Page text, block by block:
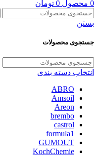
0 محصول 0 تومان
بستن
جستجوی محصولات
انتخاب دسته بندی
ABRO
Amsoil
Areon
brembo
castrol
formula1
GUMOUT
KochChemie